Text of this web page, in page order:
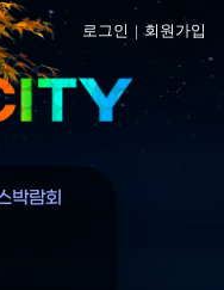
로그인 | 회원가입
박람회